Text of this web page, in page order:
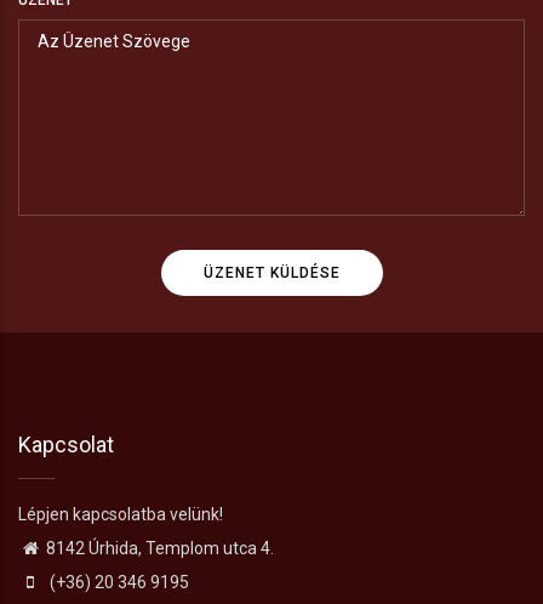
Kapcsolat
Lépjen kapcsolatba velünk!
8142 Úrhida, Templom utca 4.
(+36) 20 346 9195